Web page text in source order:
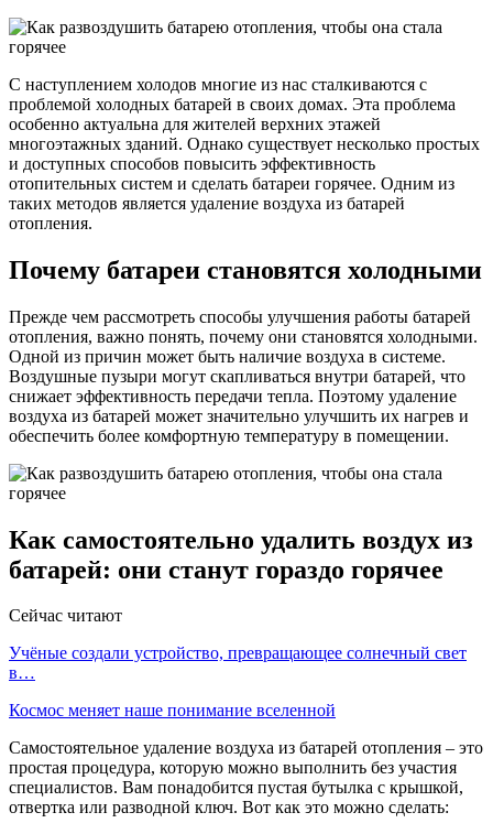
С наступлением холодов многие из нас сталкиваются с
проблемой холодных батарей в своих домах. Эта проблема
особенно актуальна для жителей верхних этажей
многоэтажных зданий. Однако существует несколько простых
и доступных способов повысить эффективность
отопительных систем и сделать батареи горячее. Одним из
таких методов является удаление воздуха из батарей
отопления.
Почему батареи становятся холодными
Прежде чем рассмотреть способы улучшения работы батарей
отопления, важно понять, почему они становятся холодными.
Одной из причин может быть наличие воздуха в системе.
Воздушные пузыри могут скапливаться внутри батарей, что
снижает эффективность передачи тепла. Поэтому удаление
воздуха из батарей может значительно улучшить их нагрев и
обеспечить более комфортную температуру в помещении.
Как самостоятельно удалить воздух из
батарей: они станут гораздо горячее
Сейчас читают
Учёные создали устройство, превращающее солнечный свет
в…
Космос меняет наше понимание вселенной
Самостоятельное удаление воздуха из батарей отопления – это
простая процедура, которую можно выполнить без участия
специалистов. Вам понадобится пустая бутылка с крышкой,
отвертка или разводной ключ. Вот как это можно сделать: